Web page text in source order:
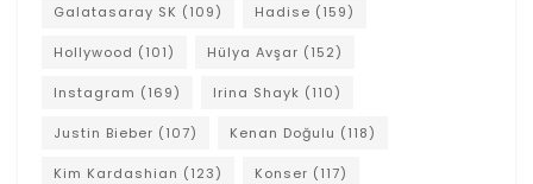
Galatasaray SK (109) Hadise (159)
Hollywood (101) Hülya Avşar (152)
Instagram (169) Irina Shayk (110)
Justin Bieber (107) Kenan Doğulu (118)
Kim Kardashian (123) Konser (117)